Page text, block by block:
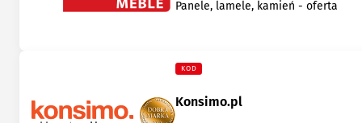
Panele, lamele, kamień - oferta
KOD
Konsimo.pl